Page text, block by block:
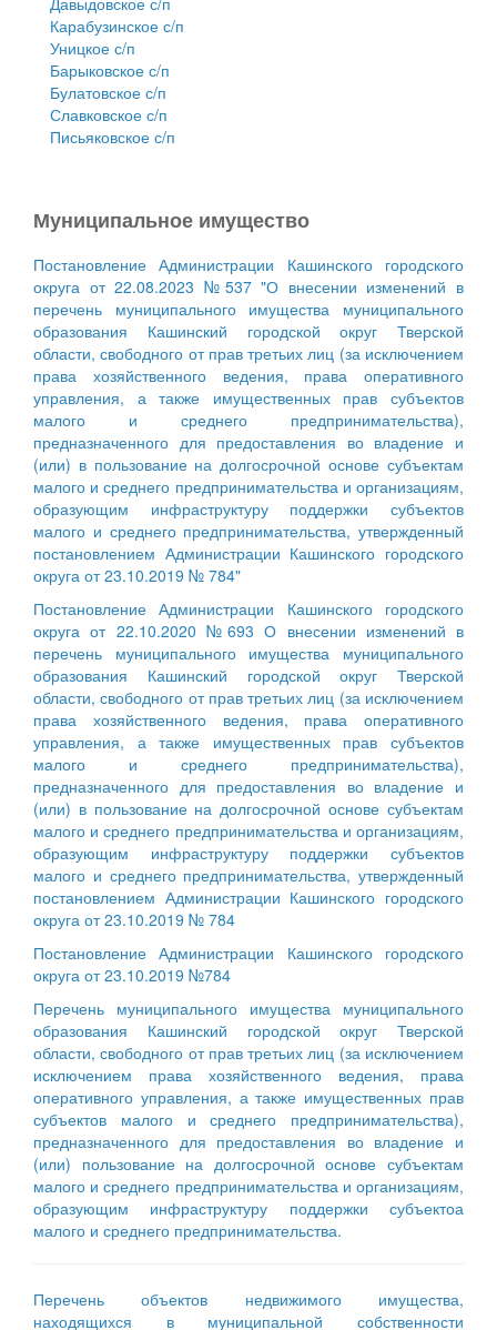
Карабузинское с/п
Уницкое с/п
Барыковское с/п
Булатовское с/п
Славковское с/п
Письяковское с/п
Муниципальное имущество
Постановление Администрации Кашинского городского
округа от 22.08.2023 №537 "О внесении изменений в
перечень муниципального имущества муниципального
образования Кашинский городской округ Тверской
области, свободного от прав третьих лиц (за исключением
права хозяйственного ведения, права оперативного
управления, а также имущественных прав субъектов
малого и среднего предпринимательства),
предназначенного для предоставления во владение и
(или) в пользование на долгосрочной основе субъектам
малого и среднего предпринимательства и организациям,
образующим инфраструктуру поддержки субъектов
малого и среднего предпринимательства, утвержденный
постановлением Администрации Кашинского городского
округа от 23.10.2019 № 784"
Постановление Администрации Кашинского городского
округа от 22.10.2020 №693 О внесении изменений в
перечень муниципального имущества муниципального
образования Кашинский городской округ Тверской
области, свободного от прав третьих лиц (за исключением
права хозяйственного ведения, права оперативного
управления, а также имущественных прав субъектов
малого и среднего предпринимательства),
предназначенного для предоставления во владение и
(или) в пользование на долгосрочной основе субъектам
малого и среднего предпринимательства и организациям,
образующим инфраструктуру поддержки субъектов
малого и среднего предпринимательства, утвержденный
постановлением Администрации Кашинского городского
округа от 23.10.2019 № 784
Постановление Администрации Кашинского городского
округа от 23.10.2019 №784
Перечень муниципального имущества муниципального
образования Кашинский городской округ Тверской
области, свободного от прав третьих лиц (за исключением
исключением права хозяйственного ведения, права
оперативного управления, а также имущественных прав
субъектов малого и среднего предпринимательства),
предназначенного для предоставления во владение и
(или) пользование на долгосрочной основе субъектам
малого и среднего предпринимательства и организациям,
образующим инфраструктуру поддержки субъектоа
малого и среднего предпринимательства.
Перечень объектов недвижимого имущества,
находящихся в муниципальной собственности